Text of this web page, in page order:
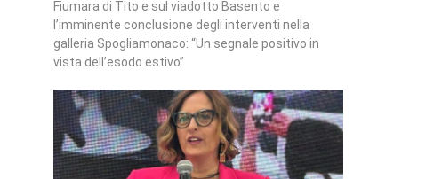
Fiumara di Tito e sul viadotto Basento e
l’imminente conclusione degli interventi nella
galleria Spogliamonaco: “Un segnale positivo in
vista dell’esodo estivo”